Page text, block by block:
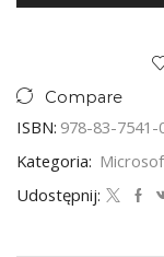
Compare
ISBN: 978-83-7541-
Kategoria:
Udostępnij: